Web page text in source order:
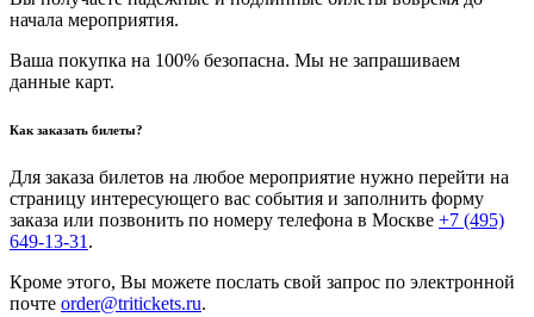
начала мероприятия.
Ваша покупка на 100% безопасна. Мы не запрашиваем
данные карт.
Как заказать билеты?
Для заказа билетов на любое мероприятие нужно перейти на
страницу интересующего вас события и заполнить форму
заказа или позвонить по номеру телефона в Москве +7 (495)
649-13-31 .
Кроме этого, Вы можете послать свой запрос по электронной
почте order@tritickets.ru.